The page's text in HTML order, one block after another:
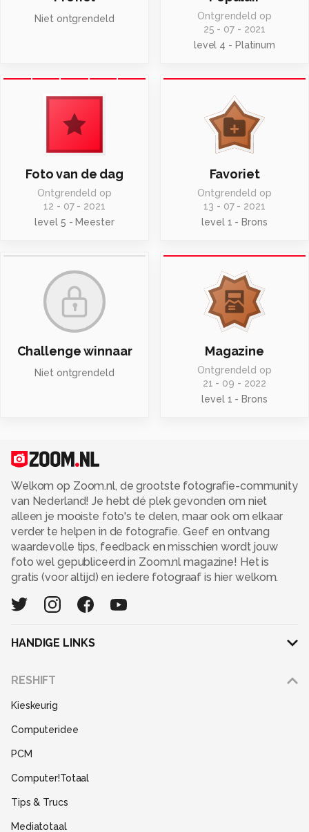
Niet ontgrendeld
Ontgrendeld op
25 - 07 - 2021
level 4 - Platinum
Foto van de dag
Ontgrendeld op
12 - 07 - 2021
level 5 - Meester
Favoriet
Ontgrendeld op
13 - 07 - 2021
level 1 - Brons
Challenge winnaar
Niet ontgrendeld
Magazine
Ontgrendeld op
21 - 09 - 2022
level 1 - Brons
Welkom op Zoom.nl, de grootste fotografie-community
van Nederland! Je hebt dé plek gevonden om niet
alleen je mooiste foto's te delen, maar ook om elkaar
verder te helpen in de fotografie. Geef en ontvang
waardevolle tips, feedback en misschien wordt jouw
foto wel gepubliceerd in Zoom.nl magazine! Het is
gratis (voor altijd) en iedere fotograaf is hier welkom.
HANDIGE LINKS
RESHIFT
Kieskeurig
Computeridee
PCM
Computer!Totaal
Tips & Trucs
Mediatotaal